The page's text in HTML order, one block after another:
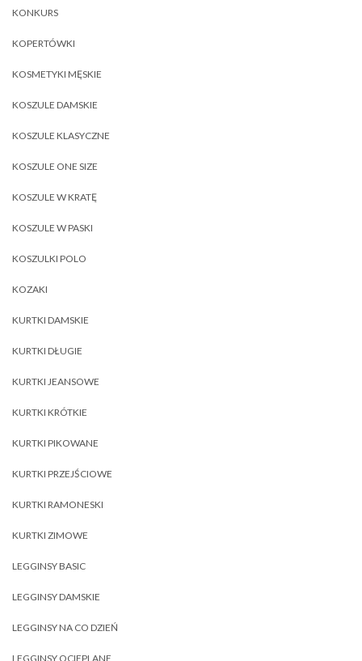
KONKURS
KOPERTÓWKI
KOSMETYKI MĘSKIE
KOSZULE DAMSKIE
KOSZULE KLASYCZNE
KOSZULE ONE SIZE
KOSZULE W KRATĘ
KOSZULE W PASKI
KOSZULKI POLO
KOZAKI
KURTKI DAMSKIE
KURTKI DŁUGIE
KURTKI JEANSOWE
KURTKI KRÓTKIE
KURTKI PIKOWANE
KURTKI PRZEJŚCIOWE
KURTKI RAMONESKI
KURTKI ZIMOWE
LEGGINSY BASIC
LEGGINSY DAMSKIE
LEGGINSY NA CO DZIEŃ
LEGGINSY OCIEPLANE